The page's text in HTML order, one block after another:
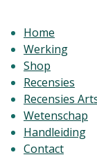
Home
Werking
Shop
Recensies
Recensies
Wetenschap
Handleiding
Contact